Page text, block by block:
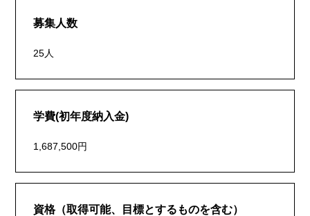
募集人数
25人
学費(初年度納入金)
1,687,500円
資格（取得可能、目標とするものを含む）